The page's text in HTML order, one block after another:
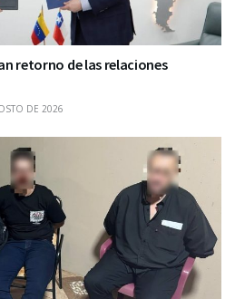
retorno de las relaciones
DE 2026